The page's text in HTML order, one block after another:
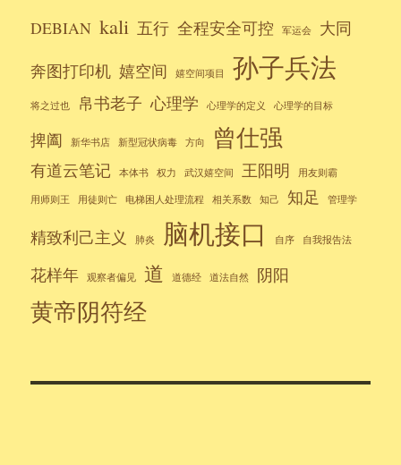
DEBIAN kali 五行 全程安全可控 军运会
大同
奔图打印机 嬉空间 嬉空间项目 孙子兵法
将之过也 帛书老子 心理学 心理学的定义 心理学的目标
捭阖 新华书店 新型冠状病毒 方向 曾仕强
有道云笔记 本体书 权力 武汉嬉空间 王阳明 用友则霸
用师则王 用徒则亡 电梯困人处理流程 相关系数 知己 知足 管理学
精致利己主义 肺炎 脑机接口 自序 自我报告法
花样年 观察者偏见 道 道德经 道法自然 阴阳
黄帝阴符经